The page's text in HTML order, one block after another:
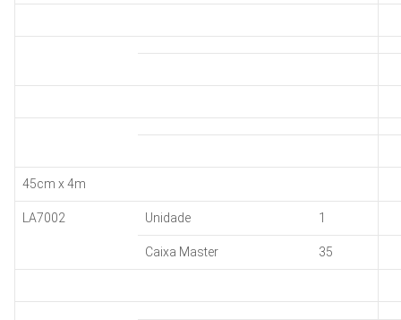
45cm x 4m
LA7002 Unidade 1
Caixa Master 35